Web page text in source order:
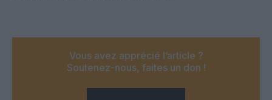
Vous avez apprécié l’article ?
Soutenez-nous, faites un don !